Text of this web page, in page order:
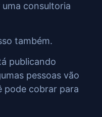
consultoria
também.
publicando
pessoas vão
pode cobrar para